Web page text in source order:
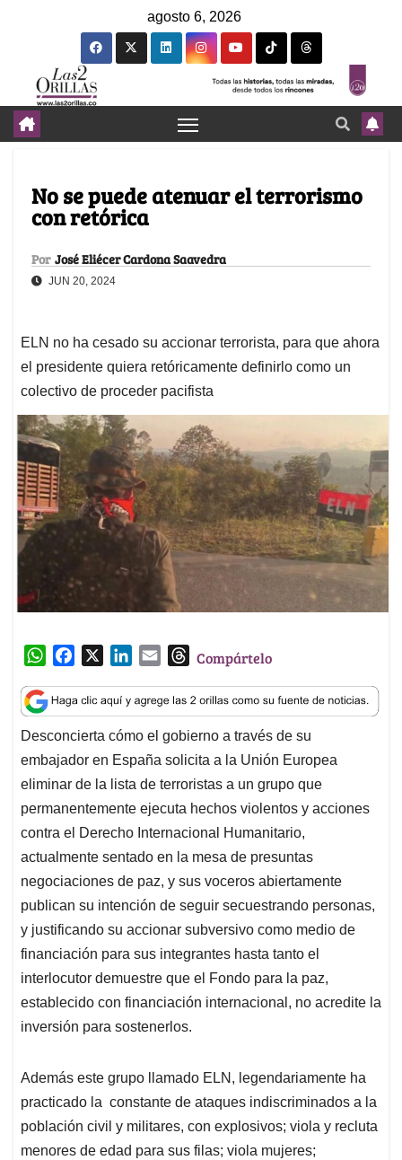
agosto 6, 2026
No se puede atenuar el terrorismo
con retórica
Por José Eliécer Cardona Saavedra
JUN 20, 2024
ELN no ha cesado su accionar terrorista, para que ahora
el presidente quiera retóricamente definirlo como un
colectivo de proceder pacifista
W
a
t
s
A
p
p
c
e
b
o
o
k
n
k
e
d
I
n
a
i
l
T
r
e
a
d
s
Compártelo
Desconcierta cómo el gobierno a través de su
embajador en España solicita a la Unión Europea
eliminar de la lista de terroristas a un grupo que
permanentemente ejecuta hechos violentos y acciones
contra el Derecho Internacional Humanitario,
actualmente sentado en la mesa de presuntas
negociaciones de paz, y sus voceros abiertamente
publican su intención de seguir secuestrando personas,
y justificando su accionar subversivo como medio de
financiación para sus integrantes hasta tanto el
interlocutor demuestre que el Fondo para la paz,
establecido con financiación internacional, no acredite la
inversión para sostenerlos.
Además este grupo llamado ELN, legendariamente ha
practicado la constante de ataques indiscriminados a la
población civil y militares, con explosivos; viola y recluta
menores de edad para sus filas; viola mujeres;